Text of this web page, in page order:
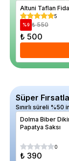
Altuni Taflan
5
% 9 ₺ 550
₺ 500
Süper
Sınırlı süreli %50
Dolma Biber
Papatya Saksı
0
₺ 390